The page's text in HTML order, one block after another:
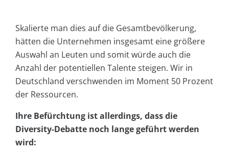
Skalierte man dies auf die Gesamtbevölkerung,
hätten die Unternehmen insgesamt eine größere
Auswahl an Leuten und somit würde auch die
Anzahl der potentiellen Talente steigen. Wir in
Deutschland verschwenden im Moment 50 Prozent
der Ressourcen.
Ihre Befürchtung ist allerdings, dass die
Diversity-Debatte noch lange geführt werden
wird: